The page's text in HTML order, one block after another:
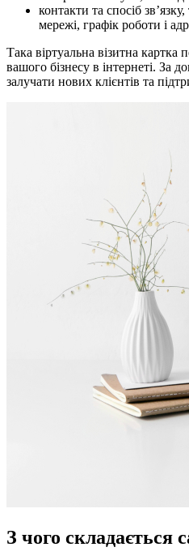
контакти та спосіб
мережі, графік роботи і
Така віртуальна візитна картка
вашого бізнесу в інтернеті. За
залучати нових клієнтів та
З чого складається